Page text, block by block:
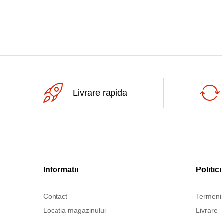
Livrare rapida
Informatii
Contact
Locatia magazinului
Politici
Livrare